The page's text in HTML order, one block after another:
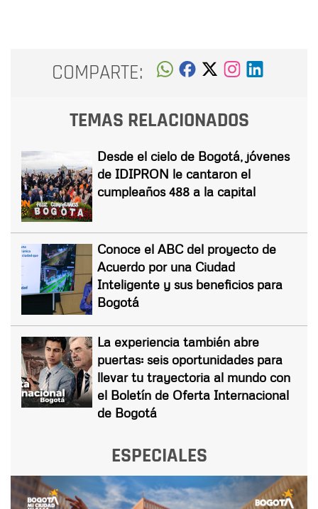
COMPARTE:
TEMAS RELACIONADOS
Desde el cielo de Bogotá, jóvenes
de IDIPRON le cantaron el
cumpleaños 488 a la capital
Conoce el ABC del proyecto de
Acuerdo por una Ciudad
Inteligente y sus beneficios para
Bogotá
La experiencia también abre
puertas: seis oportunidades para
llevar tu trayectoria al mundo con
el Boletín de Oferta Internacional
de Bogotá
ESPECIALES